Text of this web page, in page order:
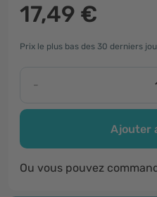
17,49 €
Prix le plus bas des 30 derniers
-
Ajouter
Ou vous pouvez